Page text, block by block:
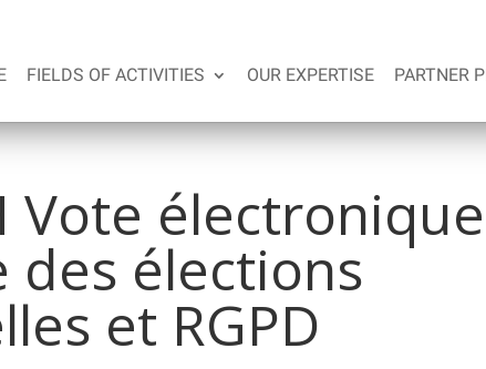
FIELDS OF ACTIVITIES OUR EXPERTISE PARTNER
Vote électronique
des élections
et RGPD